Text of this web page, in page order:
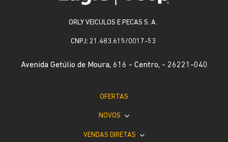
ORLY VEICULOS E PECAS S. A.
CNPJ: 21.483.615/0017-53
Avenida Getúlio de Moura, 616 - Centro, - 26221-040
OFERTAS
NOVOS
VENDAS DIRETAS